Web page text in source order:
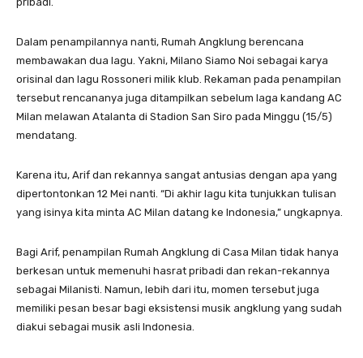
Dalam penampilannya nanti, Rumah Angklung berencana
membawakan dua lagu. Yakni, Milano Siamo Noi sebagai karya
orisinal dan lagu Rossoneri milik klub. Rekaman pada penampilan
tersebut rencananya juga ditampilkan sebelum laga kandang AC
Milan melawan Atalanta di Stadion San Siro pada Minggu (15/5)
mendatang.
Karena itu, Arif dan rekannya sangat antusias dengan apa yang
dipertontonkan 12 Mei nanti. “Di akhir lagu kita tunjukkan tulisan
yang isinya kita minta AC Milan datang ke Indonesia,” ungkapnya.
Bagi Arif, penampilan Rumah Angklung di Casa Milan tidak hanya
berkesan untuk memenuhi hasrat pribadi dan rekan-rekannya
sebagai Milanisti. Namun, lebih dari itu, momen tersebut juga
memiliki pesan besar bagi eksistensi musik angklung yang sudah
diakui sebagai musik asli Indonesia.